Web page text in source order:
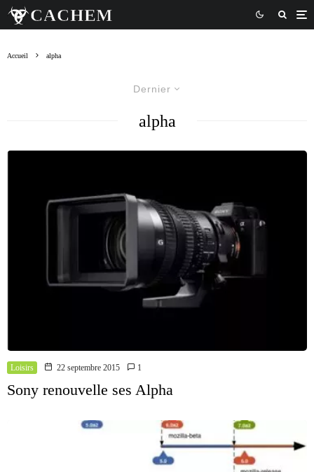
Accueil alpha
Dernier
alpha
Loisirs 22 septembre 2015 1
Sony renouvelle ses Alpha